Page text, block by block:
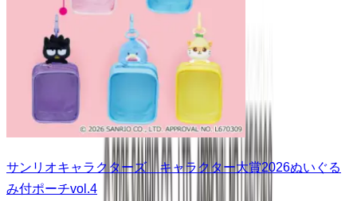
サンリオキャラクターズ キャラクター大賞2026ぬいぐる
み付ポーチvol.4